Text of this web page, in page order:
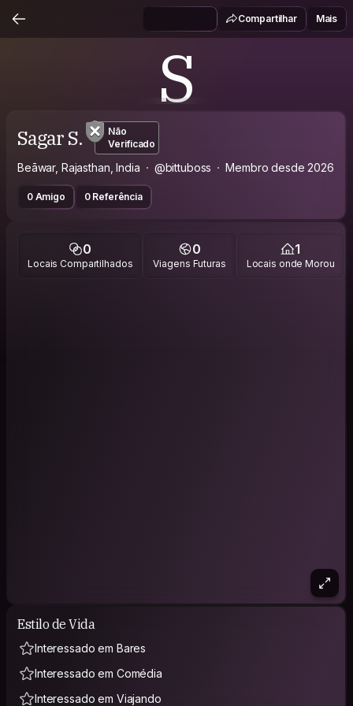
Compartilhar Mais
S
Sagar S.
Não
Verificado
Beāwar, Rajasthan, India @bittuboss Membro desde 2026
0 Amigo 0 Referência
0
Locais Compartilhados
0
Viagens Futuras
1
Locais onde Morou
Estilo de Vida
Interessado em Bares
Interessado em Comédia
Interessado em Viajando